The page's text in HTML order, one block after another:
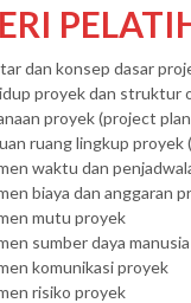
dan konsep dasar
proyek dan struktur
proyek (project
ruang lingkup proyek
waktu dan
biaya dan anggaran
mutu proyek
sumber daya
komunikasi proyek
risiko proyek